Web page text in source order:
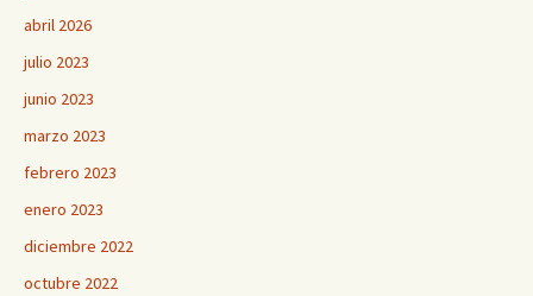
abril 2026
julio 2023
junio 2023
marzo 2023
febrero 2023
enero 2023
diciembre 2022
octubre 2022